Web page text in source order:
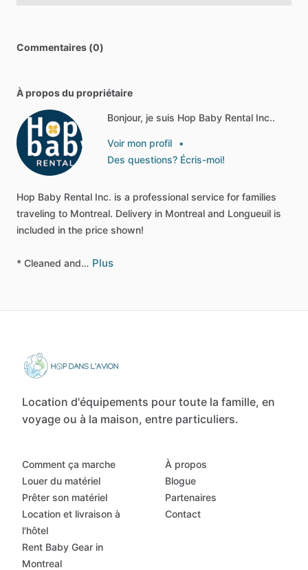
Commentaires (0)
À propos du propriétaire
Bonjour, je suis Hop Baby Rental Inc..
Voir mon profil
•
Des questions? Écris-moi!
Hop Baby Rental Inc. is a professional service for families
traveling to Montreal. Delivery in Montreal and Longueuil is
included in the price shown!
* Cleaned and… Plus
Location d'équipements pour toute la famille, en
voyage ou à la maison, entre particuliers.
Comment ça marche
Louer du matériel
Prêter son matériel
Location et livraison à
l'hôtel
Rent Baby Gear in
Montreal
À propos
Blogue
Partenaires
Contact